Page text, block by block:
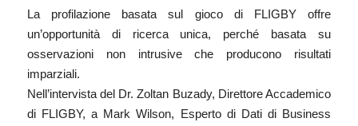
La profilazione basata sul gioco di FLIGBY offre
un’opportunità di ricerca unica, perché basata su
osservazioni non intrusive che producono risultati
imparziali.
Nell’intervista del Dr. Zoltan Buzady, Direttore Accademico
di FLIGBY, a Mark Wilson, Esperto di Dati di Business